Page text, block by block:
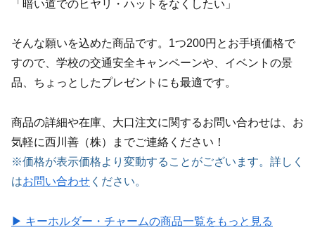
「暗い道でのヒヤリ・ハットをなくしたい」
そんな願いを込めた商品です。1つ200円とお手頃価格で
すので、学校の交通安全キャンペーンや、イベントの景
品、ちょっとしたプレゼントにも最適です。
商品の詳細や在庫、大口注文に関するお問い合わせは、お
気軽に西川善（株）までご連絡ください！
※価格が表示価格より変動することがございます。詳しく
はお問い合わせ ください。
▶ キーホルダー・チャームの商品一覧をもっと見る